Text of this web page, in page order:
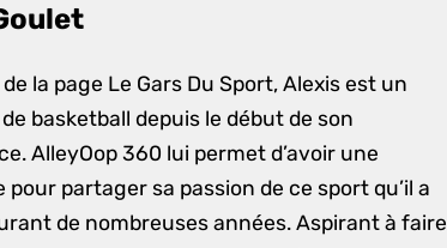
la page Le Gars Du Sport, Alexis est un
basketball depuis le début de son
AlleyOop 360 lui permet d’avoir une
pour partager sa passion de ce sport qu’il a
de nombreuses années. Aspirant à faire